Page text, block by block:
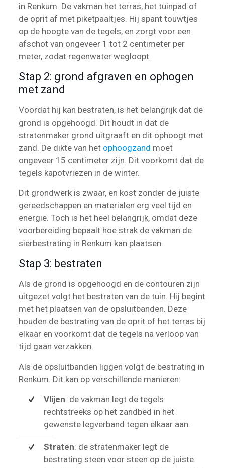
in Renkum. De vakman het terras, het tuinpad of
de oprit af met piketpaaltjes. Hij spant touwtjes
op de hoogte van de tegels, en zorgt voor een
afschot van ongeveer 1 tot 2 centimeter per
meter, zodat regenwater wegloopt.
Stap 2: grond afgraven en ophogen
met zand
Voordat hij kan bestraten, is het belangrijk dat de
grond is opgehoogd. Dit houdt in dat de
stratenmaker grond uitgraaft en dit ophoogt met
zand. De dikte van het ophoogzand moet
ongeveer 15 centimeter zijn. Dit voorkomt dat de
tegels kapotvriezen in de winter.
Dit grondwerk is zwaar, en kost zonder de juiste
gereedschappen en materialen erg veel tijd en
energie. Toch is het heel belangrijk, omdat deze
voorbereiding bepaalt hoe strak de vakman de
sierbestrating in Renkum kan plaatsen.
Stap 3: bestraten
Als de grond is opgehoogd en de contouren zijn
uitgezet volgt het bestraten van de tuin. Hij begint
met het plaatsen van de opsluitbanden. Deze
houden de bestrating van de oprit of het terras bij
elkaar en voorkomt dat de tegels na verloop van
tijd gaan verzakken.
Als de opsluitbanden liggen volgt de bestrating in
Renkum. Dit kan op verschillende manieren:
Vlijen: de vakman legt de tegels
rechtstreeks op het zandbed in het
gewenste legverband tegen elkaar aan.
Straten: de stratenmaker legt de
bestrating steen voor steen op de juiste